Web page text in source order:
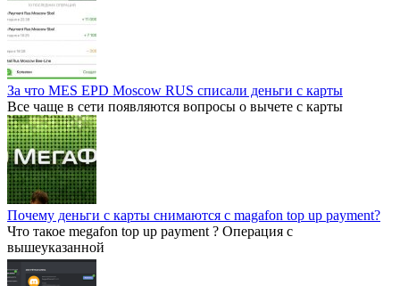
За что MES EPD Moscow RUS списали деньги с карты
Все чаще в сети появляются вопросы о вычете с карты
Почему деньги с карты снимаются с magafon top up payment?
Что такое megafon top up payment ? Операция с
вышеуказанной